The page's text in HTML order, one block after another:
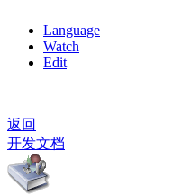
Language
Watch
Edit
返回
开发文档